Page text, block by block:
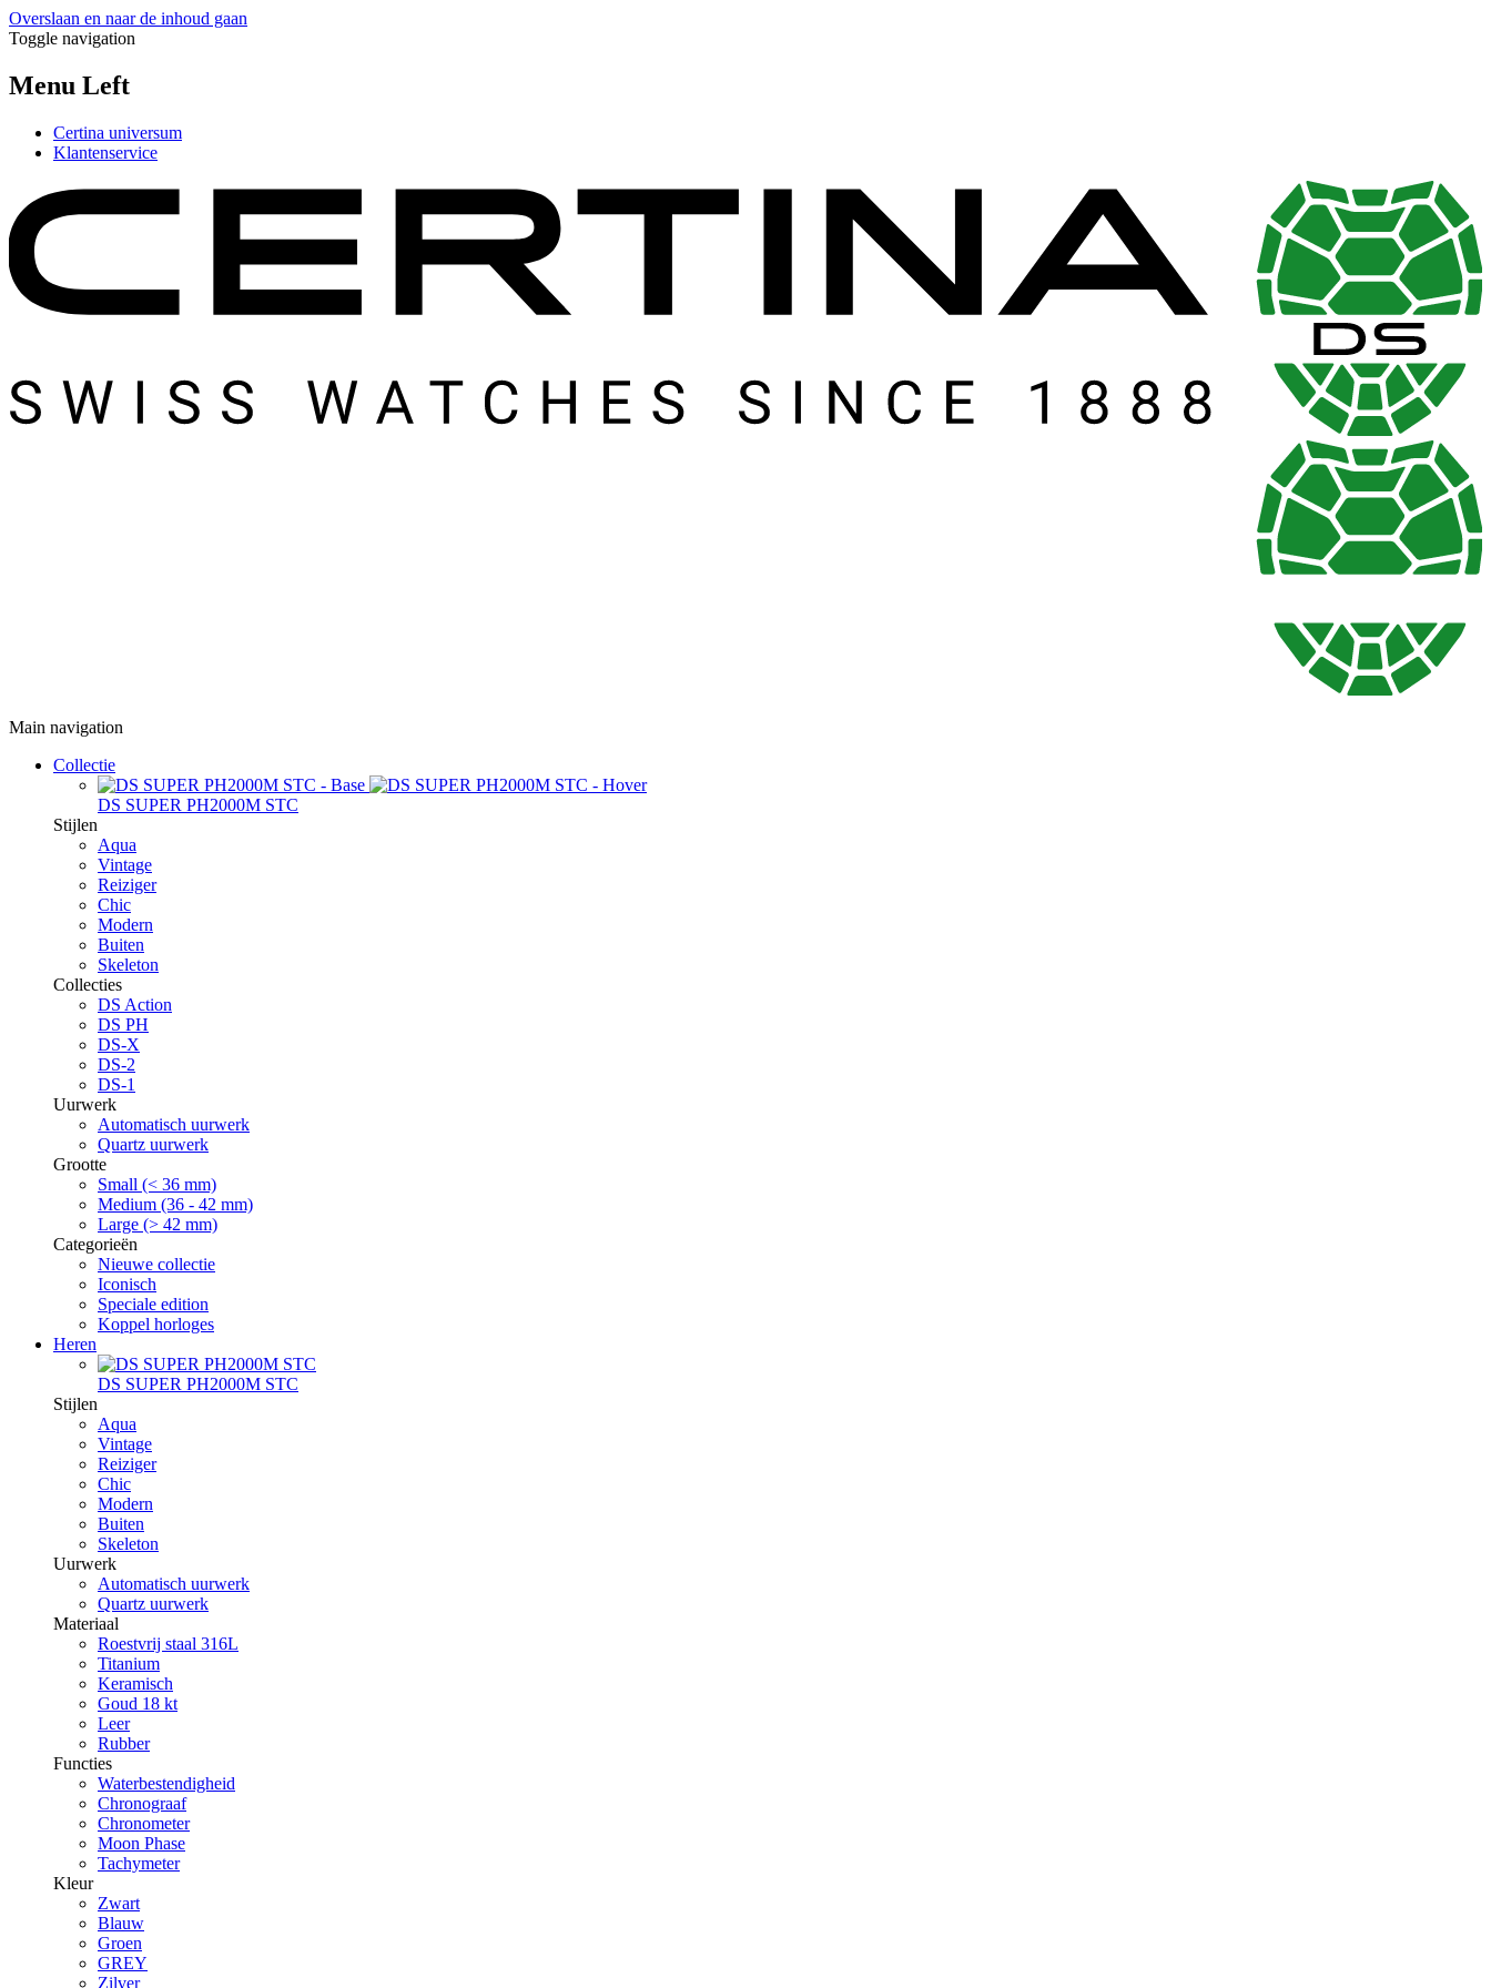
Overslaan en naar de inhoud gaan
Toggle navigation
Menu Left
Certina universum
Klantenservice
Main navigation
Collectie
DS SUPER PH2000M STC
Stijlen
Aqua
Vintage
Reiziger
Chic
Modern
Buiten
Skeleton
Collecties
DS Action
DS PH
DS-X
DS-2
DS-1
Uurwerk
Automatisch uurwerk
Quartz uurwerk
Grootte
Small (< 36 mm)
Medium (36 - 42 mm)
Large (> 42 mm)
Categorieën
Nieuwe collectie
Iconisch
Speciale edition
Koppel horloges
Heren
DS SUPER PH2000M STC
Stijlen
Aqua
Vintage
Reiziger
Chic
Modern
Buiten
Skeleton
Uurwerk
Automatisch uurwerk
Quartz uurwerk
Materiaal
Roestvrij staal 316L
Titanium
Keramisch
Goud 18 kt
Leer
Rubber
Functies
Waterbestendigheid
Chronograaf
Chronometer
Moon Phase
Tachymeter
Kleur
Zwart
Blauw
Groen
GREY
Zilver